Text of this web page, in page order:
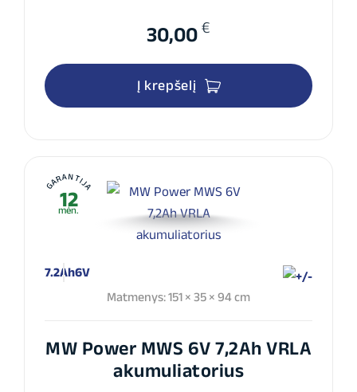
30,00 €
Į krepšelį
GARANTIJA
12
mėn.
7.2Ah6V
Matmenys: 151 × 35 × 94 cm
MW Power MWS 6V 7,2Ah VRLA
akumuliatorius